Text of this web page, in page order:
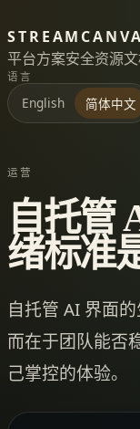
平台方案安全资源
语言
English 简体中文
运营
自托管
绪标准
自托管 AI 界面
而在于团队能否
己掌控的体验。